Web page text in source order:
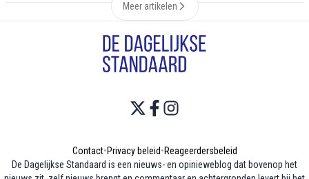
Meer artikelen
Contact•Privacy beleid•Reageerdersbeleid
De Dagelijkse Standaard is een nieuws- en opinieweblog dat bovenop het